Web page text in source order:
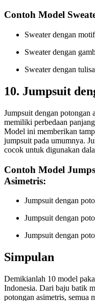
Contoh Model
Sweater dengan
Sweater dengan
Sweater dengan
10. Jumpsuit
Jumpsuit dengan potongan
memiliki perbedaan
Model ini memberikan
jumpsuit pada umumnya.
cocok untuk digunakan
Contoh Model
Asimetris:
Jumpsuit dengan
Jumpsuit dengan
Jumpsuit dengan
Simpulan
Demikianlah 10 model
Indonesia. Dari baju batik
potongan asimetris, semua